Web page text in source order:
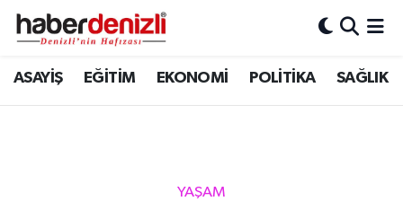
ASAYİŞ EĞİTİM EKONOMİ POLİTİKA SAĞLIK
YAŞAM
Denizli Nöbetçi Eczaneler